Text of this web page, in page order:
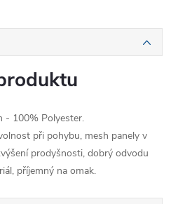
- 100% Polyester.
při pohybu, mesh panely v
prodyšnosti, dobrý odvodu
příjemný na omak.